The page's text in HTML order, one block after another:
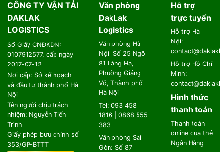
CÔNG TY VẬN TẢI
DAKLAK
LOGISTICS
Số Giấy CNĐKDN:
0107912577, cấp ngày
2017-07-12
Nơi cấp: Sở kế hoạch
và đầu tư thành phố Hà
Nội
Tên người chịu trách
nhiệm: Nguyễn Tiến
Trình
Giấy phép bưu chính số
353/GP-BTTT
Văn phòng
DakLak
Logistics
Văn phòng Hà
Nội: Số 25 Ngõ
81 Láng Hạ,
Phường Giảng
Võ, Thành phố
Hà Nội
Tel: 093 458
1816 | 0868 555
383
Văn phòng Sài
Gòn: Số 87
Hỗ trợ
trực tuyến
Hỗ trợ Hà
Nội:
Hỗ trợ Hồ Chí
Minh:
Hình thức
thanh toán
Thanh toán
online qua thẻ
Ngân Hàng